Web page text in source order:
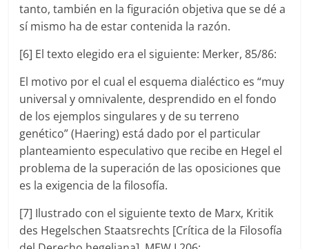
tanto, también en la figuración objetiva que se dé a
sí mismo ha de estar contenida la razón.
[6] El texto elegido era el siguiente: Merker, 85/86:
El motivo por el cual el esquema dialéctico es “muy
universal y omnivalente, desprendido en el fondo
de los ejemplos singulares y de su terreno
genético” (Haering) está dado por el particular
planteamiento especulativo que recibe en Hegel el
problema de la superación de las oposiciones que
es la exigencia de la filosofía.
[7] Ilustrado con el siguiente texto de Marx, Kritik
des Hegelschen Staatsrechts [Crítica de la Filosofía